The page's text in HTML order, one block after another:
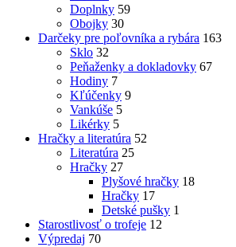
Doplnky 59
Obojky 30
Darčeky pre poľovníka a rybára 163
Sklo 32
Peňaženky a dokladovky 67
Hodiny 7
Kľúčenky 9
Vankúše 5
Likérky 5
Hračky a literatúra 52
Literatúra 25
Hračky 27
Plyšové hračky 18
Hračky 17
Detské pušky 1
Starostlivosť o trofeje 12
Výpredaj 70